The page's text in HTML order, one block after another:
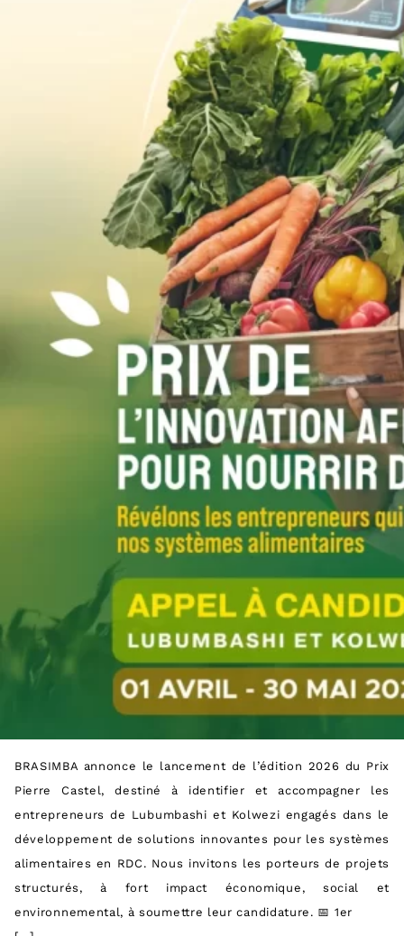
BRASIMBA annonce le lancement de l’édition 2026 du Prix
Pierre Castel, destiné à identifier et accompagner les
entrepreneurs de Lubumbashi et Kolwezi engagés dans le
développement de solutions innovantes pour les systèmes
alimentaires en RDC. Nous invitons les porteurs de projets
structurés, à fort impact économique, social et
environnemental, à soumettre leur candidature. 📅 1er